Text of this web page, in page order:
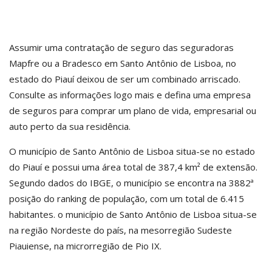
Assumir uma contratação de seguro das seguradoras
Mapfre ou a Bradesco em Santo Antônio de Lisboa, no
estado do Piauí deixou de ser um combinado arriscado.
Consulte as informações logo mais e defina uma empresa
de seguros para comprar um plano de vida, empresarial ou
auto perto da sua residência.
O município de Santo Antônio de Lisboa situa-se no estado
do Piauí e possui uma área total de 387,4 km² de extensão.
Segundo dados do IBGE, o município se encontra na 3882ª
posição do ranking de população, com um total de 6.415
habitantes. o município de Santo Antônio de Lisboa situa-se
na região Nordeste do país, na mesorregião Sudeste
Piauiense, na microrregião de Pio IX.